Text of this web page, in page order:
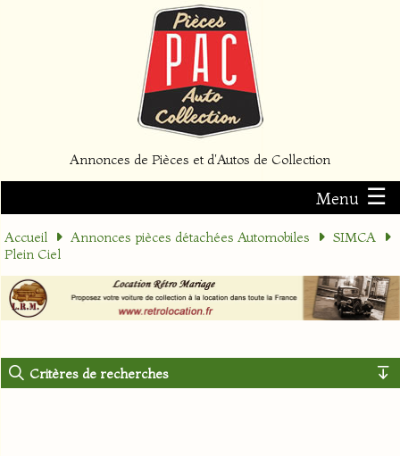
Annonces de Pièces et d'Autos de Collection
Menu ☰
Accueil Annonces pièces détachées Automobiles
SIMCA
Plein Ciel
Critères de recherches